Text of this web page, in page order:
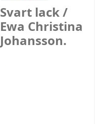
Svart lack /
Ewa Christina
Johansson.